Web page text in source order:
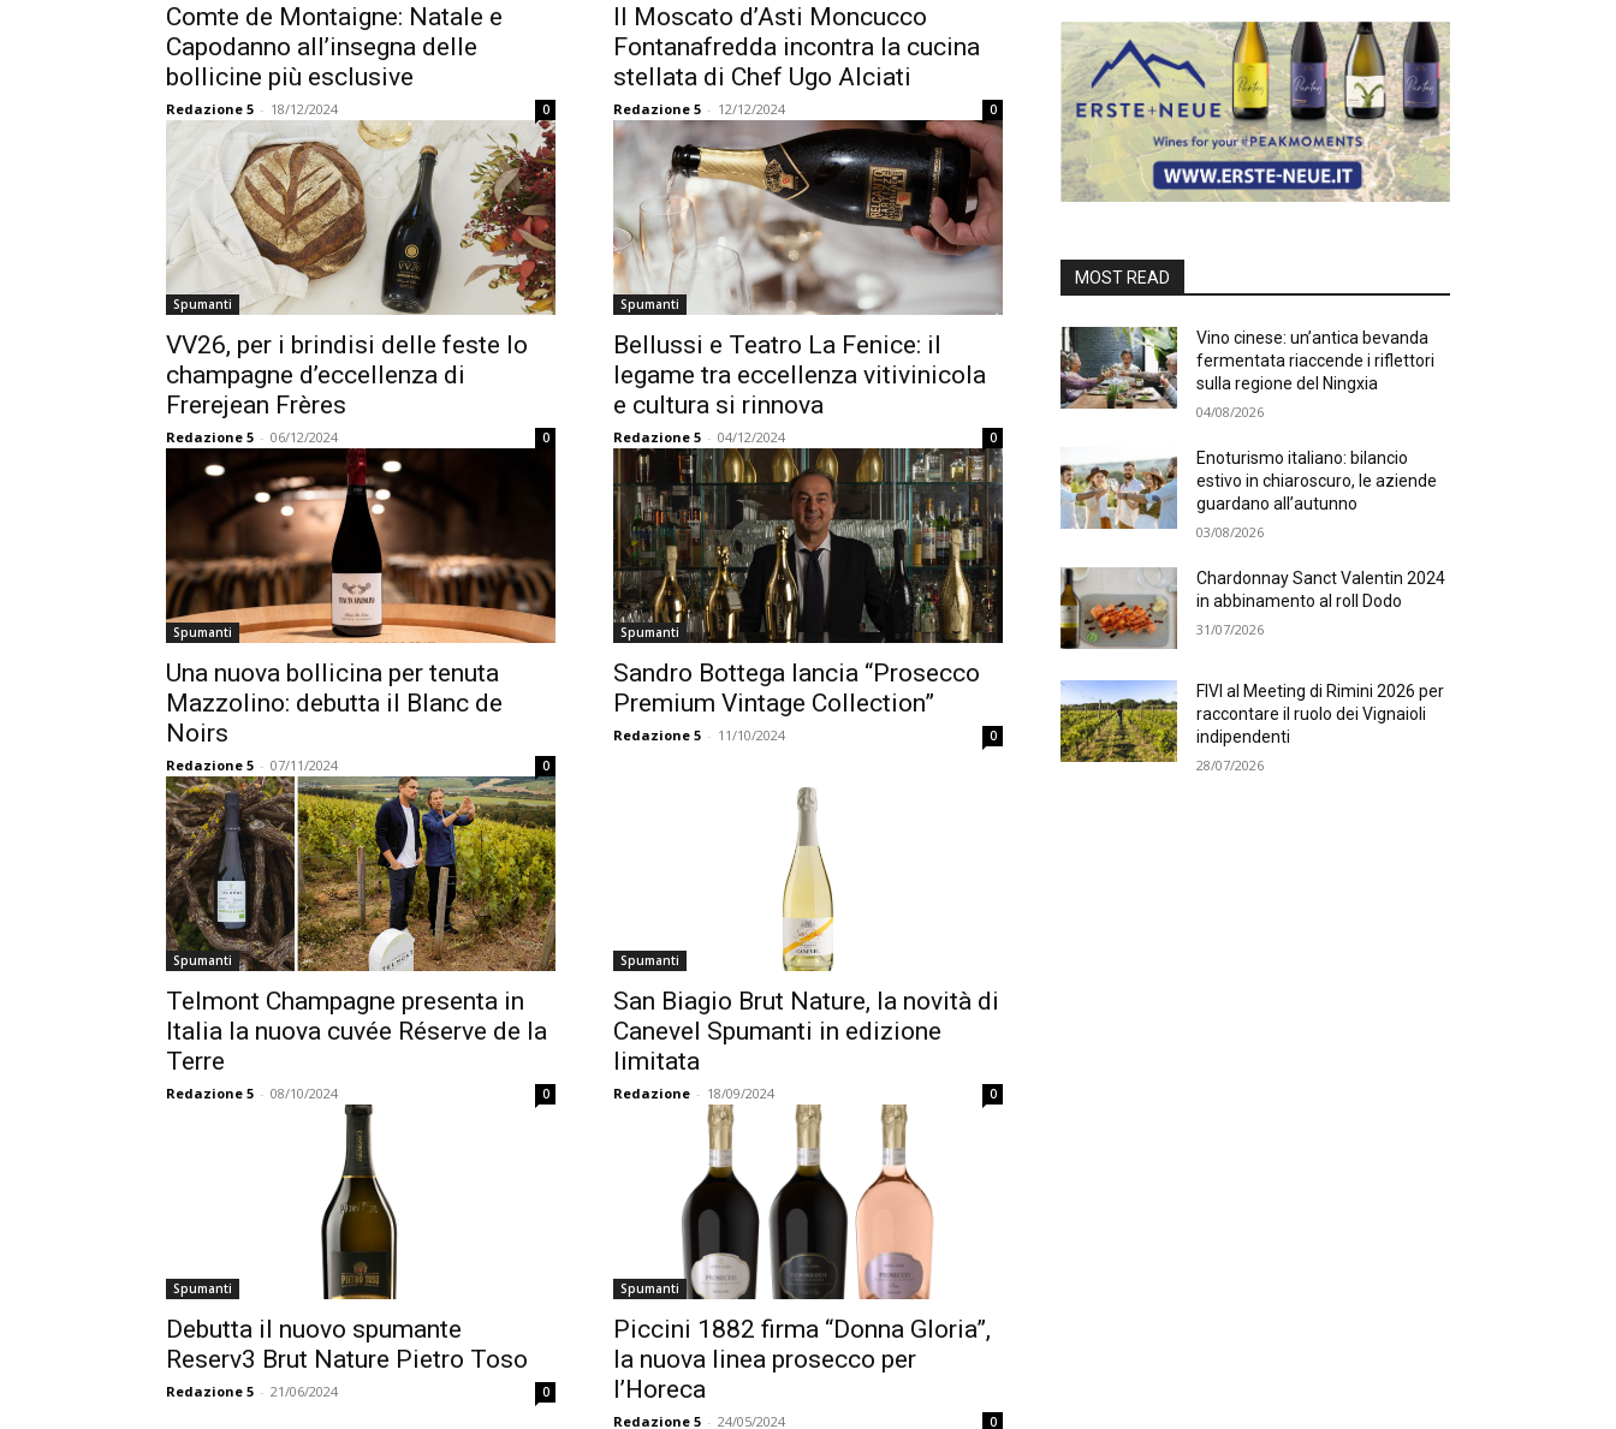
Comte de Montaigne: Natale e
Capodanno all’insegna delle
bollicine più esclusive
Redazione 5 - 18/12/2024 0
Il Moscato d’Asti Moncucco
Fontanafredda incontra la cucina
stellata di Chef Ugo Alciati
Redazione 5 - 12/12/2024 0
Spumanti
VV26, per i brindisi delle feste lo
champagne d’eccellenza di
Frerejean Frères
Redazione 5 - 06/12/2024 0
Spumanti
Bellussi e Teatro La Fenice: il
legame tra eccellenza vitivinicola
e cultura si rinnova
Redazione 5 - 04/12/2024 0
Spumanti
Una nuova bollicina per tenuta
Mazzolino: debutta il Blanc de
Noirs
Redazione 5 - 07/11/2024 0
Spumanti
Sandro Bottega lancia “Prosecco
Premium Vintage Collection”
Redazione 5 - 11/10/2024 0
Spumanti
Telmont Champagne presenta in
Italia la nuova cuvée Réserve de la
Terre
Redazione 5 - 08/10/2024 0
Spumanti
San Biagio Brut Nature, la novità di
Canevel Spumanti in edizione
limitata
Redazione - 18/09/2024 0
Spumanti
Debutta il nuovo spumante
Reserv3 Brut Nature Pietro Toso
Redazione 5 - 21/06/2024 0
Spumanti
Piccini 1882 firma “Donna Gloria”,
la nuova linea prosecco per
l’Horeca
Redazione 5 - 24/05/2024 0
MOST READ
Vino cinese: un’antica bevanda
fermentata riaccende i riflettori
sulla regione del Ningxia
04/08/2026
Enoturismo italiano: bilancio
estivo in chiaroscuro, le aziende
guardano all’autunno
03/08/2026
Chardonnay Sanct Valentin 2024
in abbinamento al roll Dodo
31/07/2026
FIVI al Meeting di Rimini 2026 per
raccontare il ruolo dei Vignaioli
indipendenti
28/07/2026